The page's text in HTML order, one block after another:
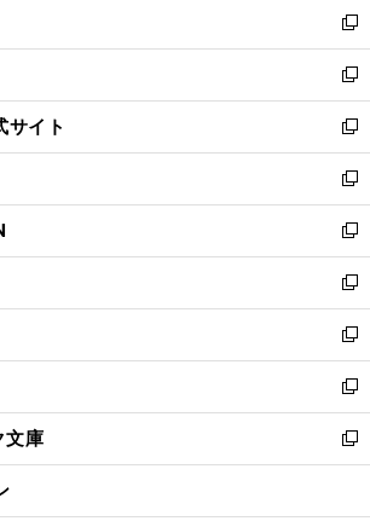
く
で
開
く
ド
ウ
で
開
く
い
ウ
ィ
ン
ド
ウ
で
開
く
新
し
い
ウ
ィ
ン
ド
ウ
で
開
く
新
し
い
ウ
ィ
ン
ド
ウ
で
開
く
サイト
新
し
い
ウ
ィ
ン
ド
ウ
で
開
く
新
し
い
ウ
ィ
ン
ド
ウ
で
開
く
新
し
い
ウ
ィ
ン
ド
ウ
で
開
新
し
い
ウ
ィ
ン
ド
ウ
開
新
し
い
ウ
ィ
ン
新
し
い
ウ
文庫
新
し